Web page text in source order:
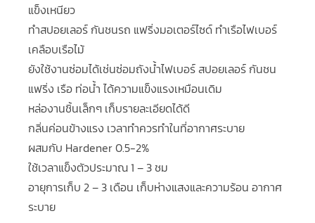
แข็งเหนียว
ทำสปอยเลอร์ กันชนรถ แฟริ่งมอเตอร์ไซด์ ทำเรือไฟเบอร์
เคลือบเรือไม้
ยังใช้งานซ่อมได้เช่นซ่อมถังน้ำไฟเบอร์ สปอยเลอร์ กันชน
แฟริ่ง เรือ ท่อน้ำ ได้ความแข็งแรงเหมือนเดิม
หล่องานชิ้นเล็กๆ เก็บรายละเอียดได้ดี
กลิ่นค่อนข้างแรง เวลาทำควรทำในที่อากาศระบาย
ผสมกับ Hardener 0.5-2%
ใช้เวลาแข็งตัวประมาณ 1 – 3 ชม
อายุการเก็บ 2 – 3 เดือน เก็บห่างแสงและความร้อน อากาศ
ระบาย